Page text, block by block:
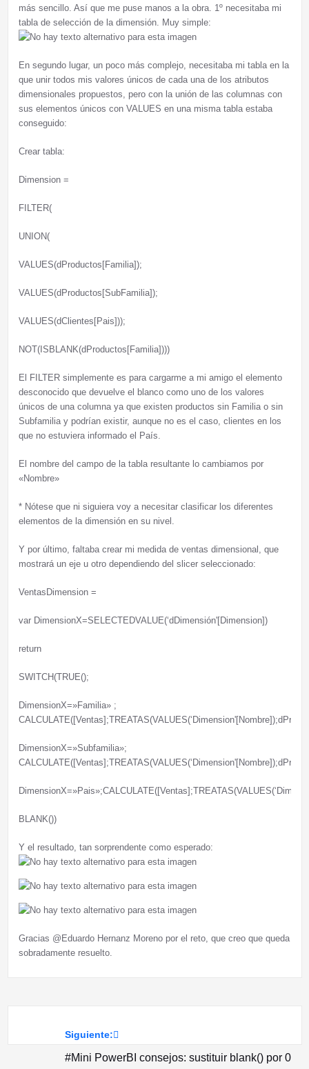
más sencillo. Así que me puse manos a la obra. 1º necesitaba mi
tabla de selección de la dimensión. Muy simple:
En segundo lugar, un poco más complejo, necesitaba mi tabla en la
que unir todos mis valores únicos de cada una de los atributos
dimensionales propuestos, pero con la unión de las columnas con
sus elementos únicos con VALUES en una misma tabla estaba
conseguido:
Crear tabla:
Dimension =
FILTER(
UNION(
VALUES(dProductos[Familia]);
VALUES(dProductos[SubFamilia]);
VALUES(dClientes[Pais]));
NOT(ISBLANK(dProductos[Familia])))
El FILTER simplemente es para cargarme a mi amigo el elemento
desconocido que devuelve el blanco como uno de los valores
únicos de una columna ya que existen productos sin Familia o sin
Subfamilia y podrían existir, aunque no es el caso, clientes en los
que no estuviera informado el País.
El nombre del campo de la tabla resultante lo cambiamos por
«Nombre»
* Nótese que ni siguiera voy a necesitar clasificar los diferentes
elementos de la dimensión en su nivel.
Y por último, faltaba crear mi medida de ventas dimensional, que
mostrará un eje u otro dependiendo del slicer seleccionado:
VentasDimension =
var DimensionX=SELECTEDVALUE(‘dDimensión'[Dimension])
return
SWITCH(TRUE();
DimensionX=»Familia» ;
DimensionX=»Subfamilia»;
BLANK())
Y el resultado, tan sorprendente como esperado:
Gracias @Eduardo Hernanz Moreno por el reto, que creo que queda
sobradamente resuelto.
Navegación
Siguiente:
#Mini PowerBI consejos: sustituir blank() por 0